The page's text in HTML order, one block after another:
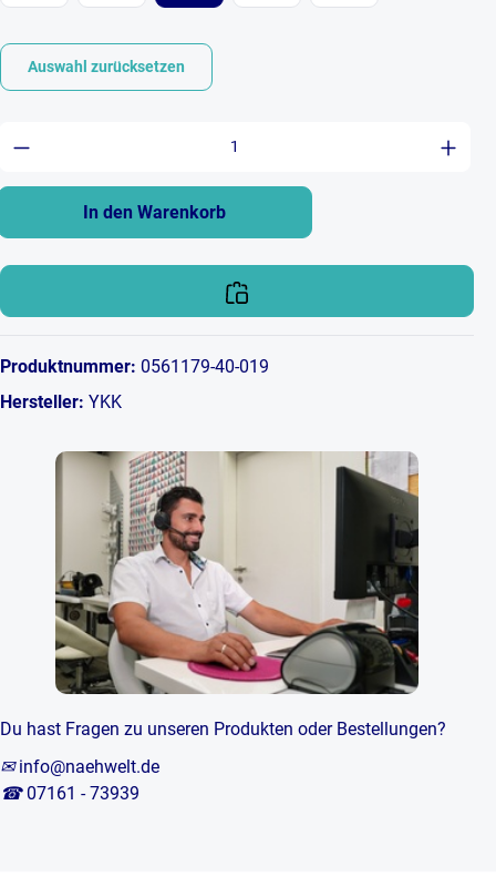
Auswahl zurücksetzen
Anzahl: Gib den gewünschten Wert
In den Warenkorb
Produktnummer: 0561179-40-019
Hersteller: YKK
Du hast Fragen zu unseren Produkten oder Bestellungen?
✉ info@naehwelt.de
☎ 07161 - 73939